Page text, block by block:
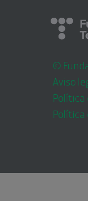
©
Aviso
Política
Política